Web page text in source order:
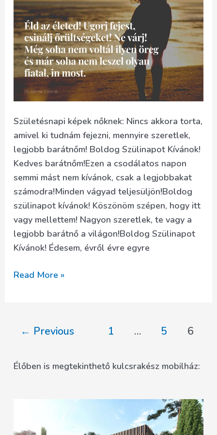
Születésnapi képek nőknek: Nincs akkora torta,
amivel ki tudnám fejezni, mennyire szeretlek,
legjobb barátnőm! Boldog Szülinapot Kívánok!
Kedves barátnőm!Ezen a csodálatos napon
semmi mást nem kívánok, csak a legjobbakat
számodra!Minden vágyad teljesüljön!Boldog
szülinapot kívánok! Köszönöm szépen, hogy itt
vagy mellettem! Nagyon szeretlek, te vagy a
legjobb barátnő a világon!Boldog Szülinapot
Kívánok! Édesem, évről évre egyre
Születésnapi
Read More »
← Previous 1 … 5 6
Élőben is megtekinthető kulcsrakész mobilház: